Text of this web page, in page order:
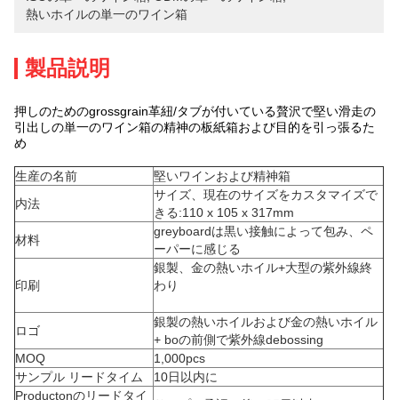
熱いホイルの単一のワイン箱
製品説明
押しのためのgrossgrain革紐/タブが付いている贅沢で堅い滑走の
引出しの単一のワイン箱の精神の板紙箱および目的を引っ張るた
め
生産の名前
堅いワインおよび精神箱
内法
サイズ、現在のサイズをカスタマイズで
きる:110 x 105 x 317mm
材料
greyboardは黒い接触によって包み、ペ
ーパーに感じる
印刷
銀製、金の熱いホイル+大型の紫外線終
わり
ロゴ
銀製の熱いホイルおよび金の熱いホイル
+ boの前側で紫外線debossing
MOQ
1,000pcs
サンプル リードタイム
10日以内に
Productonのリードタイ